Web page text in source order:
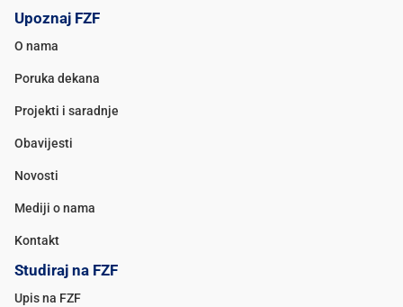
Upoznaj FZF
O nama
Poruka dekana
Projekti i saradnje
Obavijesti
Novosti
Mediji o nama
Kontakt
Studiraj na FZF
Upis na FZF